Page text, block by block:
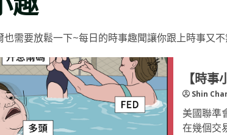
也需要放鬆一下~每日的時事趣聞讓你跟上時事又
【時
Shin
美國聯準
在幾個交